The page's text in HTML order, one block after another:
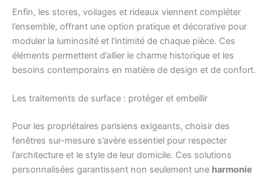
Enfin, les stores, voilages et rideaux viennent compléter
l’ensemble, offrant une option pratique et décorative pour
moduler la luminosité et l’intimité de chaque pièce. Ces
éléments permettent d’allier le charme historique et les
besoins contemporains en matière de design et de confort.
Les traitements de surface : protéger et embellir
Pour les propriétaires parisiens exigeants, choisir des
fenêtres sur-mesure s’avère essentiel pour respecter
l’architecture et le style de leur domicile. Ces solutions
personnalisées garantissent non seulement une harmonie